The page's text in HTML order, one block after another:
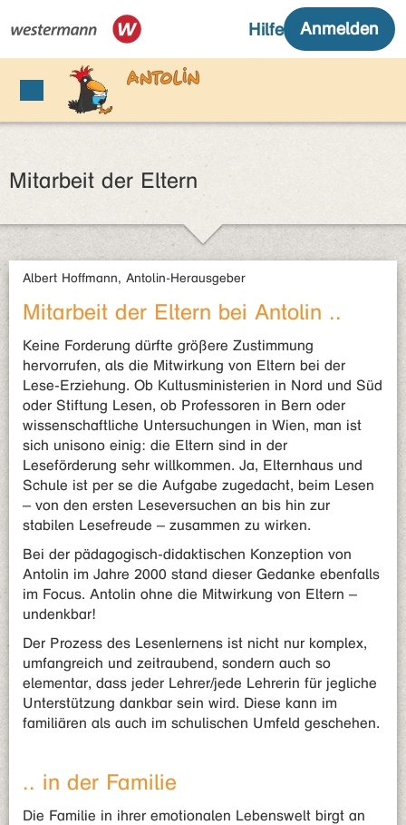
Mitarbeit der Eltern
Albert Hoffmann, Antolin-Herausgeber
Mitarbeit der Eltern bei Antolin ..
Keine Forderung dürfte größere Zustimmung
hervorrufen, als die Mitwirkung von Eltern bei der
Lese-Erziehung. Ob Kultusministerien in Nord und Süd
oder Stiftung Lesen, ob Professoren in Bern oder
wissenschaftliche Untersuchungen in Wien, man ist
sich unisono einig: die Eltern sind in der
Leseförderung sehr willkommen. Ja, Elternhaus und
Schule ist per se die Aufgabe zugedacht, beim Lesen
– von den ersten Leseversuchen an bis hin zur
stabilen Lesefreude – zusammen zu wirken.
Bei der pädagogisch-didaktischen Konzeption von
Antolin im Jahre 2000 stand dieser Gedanke ebenfalls
im Focus. Antolin ohne die Mitwirkung von Eltern –
undenkbar!
Der Prozess des Lesenlernens ist nicht nur komplex,
umfangreich und zeitraubend, sondern auch so
elementar, dass jeder Lehrer/jede Lehrerin für jegliche
Unterstützung dankbar sein wird. Diese kann im
familiären als auch im schulischen Umfeld geschehen.
.. in der Familie
Die Familie in ihrer emotionalen Lebenswelt birgt an